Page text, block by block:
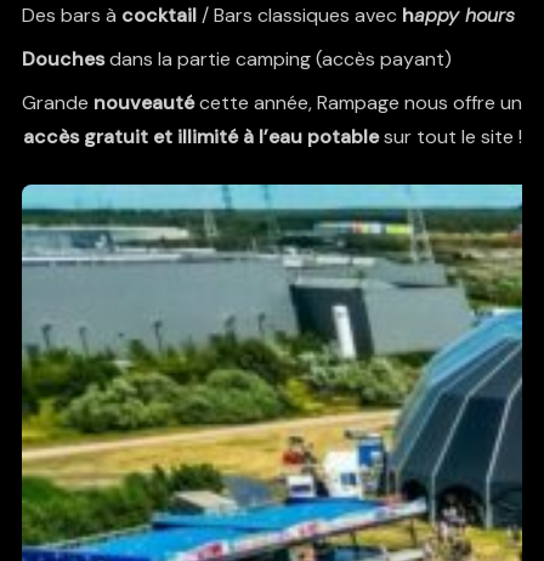
Des bars à cocktail / Bars classiques avec happy hours
Douchesdans la partie camping (accès payant)
Grande nouveautécette année, Rampage nous offre un
accès gratuit et illimité à l’eau potablesur tout le site !